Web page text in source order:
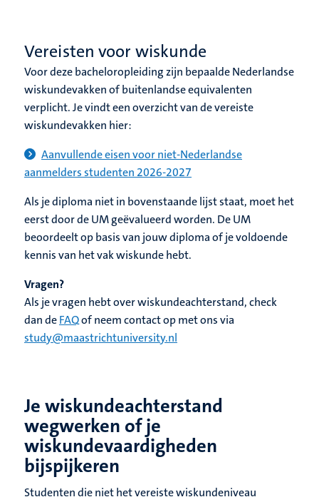
Vereisten voor wiskunde
Voor deze bacheloropleiding zijn bepaalde Nederlandse
wiskundevakken of buitenlandse equivalenten
verplicht. Je vindt een overzicht van de vereiste
wiskundevakken hier:
Aanvullende eisen voor niet-Nederlandse
aanmelders studenten 2026-2027
Als je diploma niet in bovenstaande lijst staat, moet het
eerst door de UM geëvalueerd worden. De UM
beoordeelt op basis van jouw diploma of je voldoende
kennis van het vak wiskunde hebt.
Vragen?
Als je vragen hebt over wiskundeachterstand, check
dan deFAQof neem contact op met ons via
study@maastrichtuniversity.nl
Je wiskundeachterstand
wegwerken of je
wiskundevaardigheden
bijspijkeren
Studenten die niet het vereiste wiskundeniveau